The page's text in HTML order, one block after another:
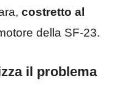
costretto al
della SF-23.
il problema